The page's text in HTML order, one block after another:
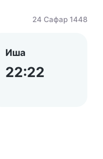
24 Сафар 1448
Иша
22:22